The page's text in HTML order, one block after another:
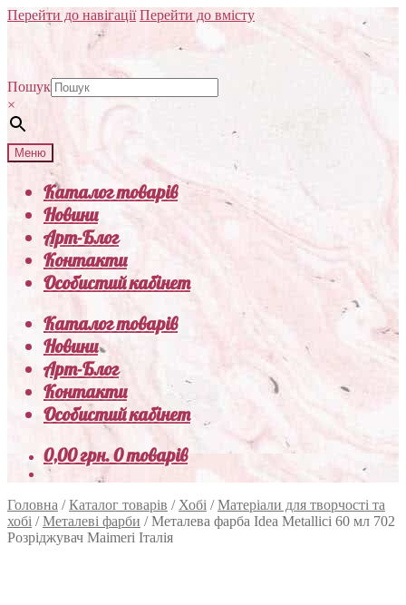
Перейти до навігації Перейти до вмісту
Пошук
×
Меню
Каталог товарів
Новини
Арт-Блог
Контакти
Особистий кабінет
Каталог товарів
Новини
Арт-Блог
Контакти
Особистий кабінет
0,00грн.0 товарів
Головна /Каталог товарів / Хобі /Матеріали для творчості та
хобі /Металеві фарби /Металева фарба Idea Metallici 60 мл 702
Розріджувач Maimeri Італія